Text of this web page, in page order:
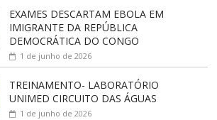
EXAMES DESCARTAM EBOLA EM
IMIGRANTE DA REPÚBLICA
DEMOCRÁTICA DO CONGO
1 de junho de 2026
TREINAMENTO- LABORATÓRIO
UNIMED CIRCUITO DAS ÁGUAS
1 de junho de 2026